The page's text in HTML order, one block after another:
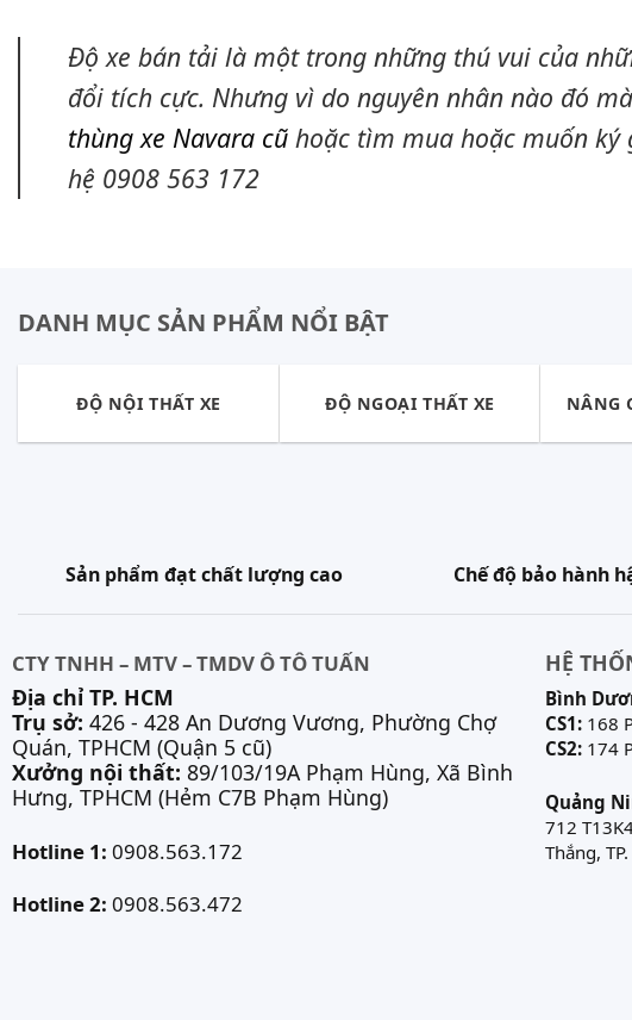
Độ xe bán tải là một trong những thú vui của
đổi tích cực. Nhưng vì do nguyên nhân nào đó
thùng xe Navara cũhoặc tìm mua hoặc muốn ký
hệ 0908 563 172
DANH MỤC SẢN PHẨM NỔI BẬT
ĐỘ NỘI THẤT XE ĐỘ NGOẠI THẤT XE NÂNG
Sản phẩm đạt chất lượng cao Chế độ bảo hành
CTY TNHH – MTV – TMDV Ô TÔ TUẤN
Địa chỉ TP. HCM
Trụ sở: 426 - 428 An Dương Vương, Phường Chợ
Quán, TPHCM (Quận 5 cũ)
Xưởng nội thất: 89/103/19A Phạm Hùng, Xã Bình
Hưng, TPHCM (Hẻm C7B Phạm Hùng)
Hotline 1: 0908.563.172
Hotline 2: 0908.563.472
HỆ
Bình
CS1:168
CS2:174
Quảng
712
Thắng,